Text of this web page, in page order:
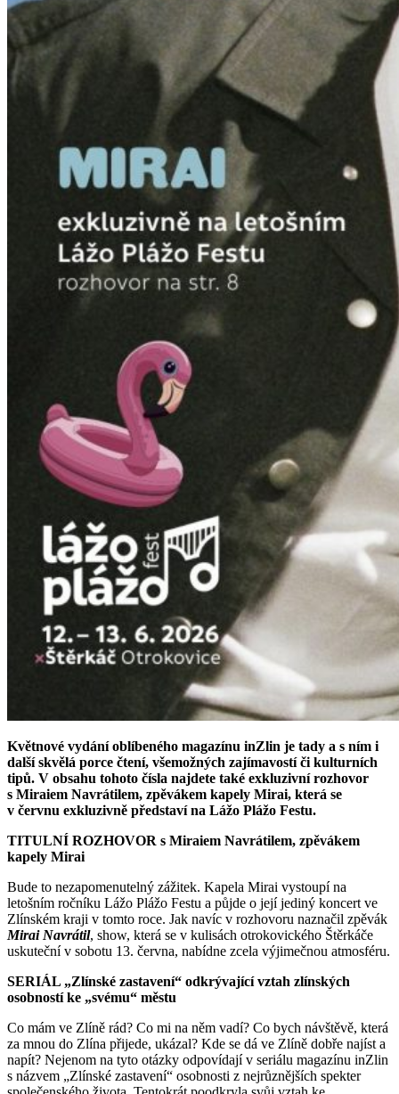
Květnové vydání oblíbeného magazínu inZlin je tady a s ním i
další skvělá porce čtení, všemožných zajímavostí či kulturních
tipů. V obsahu tohoto čísla najdete také exkluzivní rozhovor
s Miraiem Navrátilem, zpěvákem kapely Mirai, která se
v červnu exkluzivně představí na Lážo Plážo Festu.
TITULNÍ ROZHOVOR s Miraiem Navrátilem, zpěvákem
kapely Mirai
Bude to nezapomenutelný zážitek. Kapela Mirai vystoupí na
letošním ročníku Lážo Plážo Festu a půjde o její jediný koncert ve
Zlínském kraji v tomto roce. Jak navíc v rozhovoru naznačil zpěvák
Mirai Navrátil, show, která se v kulisách otrokovického Štěrkáče
uskuteční v sobotu 13. června, nabídne zcela výjimečnou atmosféru.
SERIÁL „Zlínské zastavení“ odkrývající vztah zlínských
osobností ke „svému“ městu
Co mám ve Zlíně rád? Co mi na něm vadí? Co bych návštěvě, která
za mnou do Zlína přijede, ukázal? Kde se dá ve Zlíně dobře najíst a
napít? Nejenom na tyto otázky odpovídají v seriálu magazínu inZlin
s názvem „Zlínské zastavení“ osobnosti z nejrůznějších spekter